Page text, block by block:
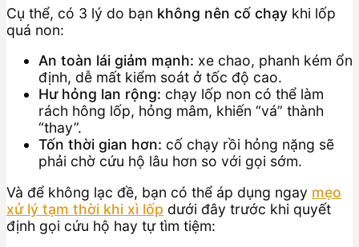
Cụ thể, có 3 lý do bạn không nên cố chạy khi lốp
quá non:
An toàn lái giảm mạnh: xe chao, phanh kém ổn
định, dễ mất kiểm soát ở tốc độ cao.
Hư hỏng lan rộng: chạy lốp non có thể làm
rách hông lốp, hỏng mâm, khiến “vá” thành
“thay”.
Tốn thời gian hơn: cố chạy rồi hỏng nặng sẽ
phải chờ cứu hộ lâu hơn so với gọi sớm.
Và để không lạc đề, bạn có thể áp dụng ngay mẹo
xử lý tạm thời khi xì lốp dưới đây trước khi quyết
định gọi cứu hộ hay tự tìm tiệm: